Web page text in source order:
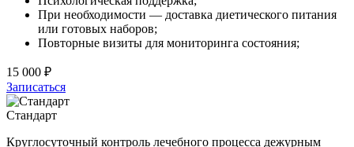
При необходимости — доставка диетического питания
или готовых наборов;
Повторные визиты для мониторинга состояния;
15 000 ₽
Записаться
Стандарт
Круглосуточный контроль лечебного процесса дежурным